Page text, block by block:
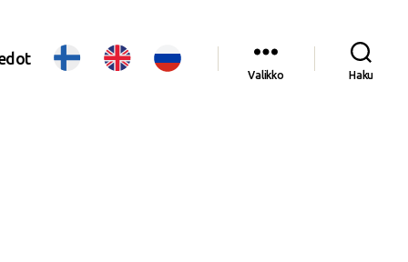
Valikko Haku